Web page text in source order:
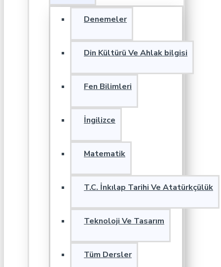
Denemeler
Din Kültürü Ve Ahlak bilgisi
Fen Bilimleri
İngilizce
Matematik
T.C. İnkılap Tarihi Ve Atatürkçülük
Teknoloji Ve Tasarım
Tüm Dersler